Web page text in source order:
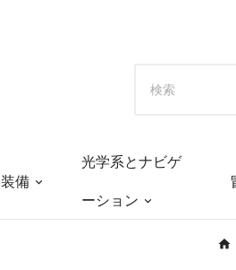
備
光学系とナビゲ
ーション